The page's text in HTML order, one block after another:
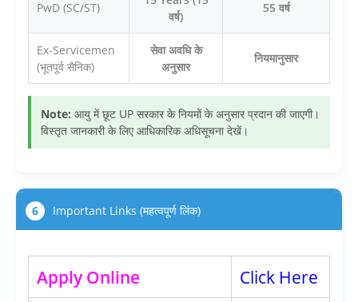
PwD (SC/ST)
वर्ष)
55 वर्ष
Ex-Servicemen
(भूतपूर्व सैनिक)
सेवा अवधि के
अनुसार
नियमानुसार
Note: आयु में छूट UP सरकार के नियमों के अनुसार प्रदान की जाएगी।
विस्तृत जानकारी के लिए आधिकारिक अधिसूचना देखें।
6 Important Links (महत्वपूर्ण लिंक)
Apply Online
Click Here